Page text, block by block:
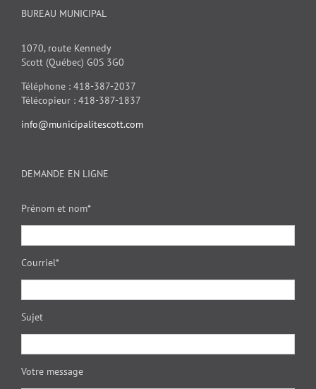
BUREAU MUNICIPAL
1070, route Kennedy
Scott (Québec) G0S 3G0
Téléphone : 418-387-2037
Télécopieur : 418-387-1837
info@municipalitescott.com
DEMANDE EN LIGNE
Prénom et nom*
Courriel*
Sujet
Votre message